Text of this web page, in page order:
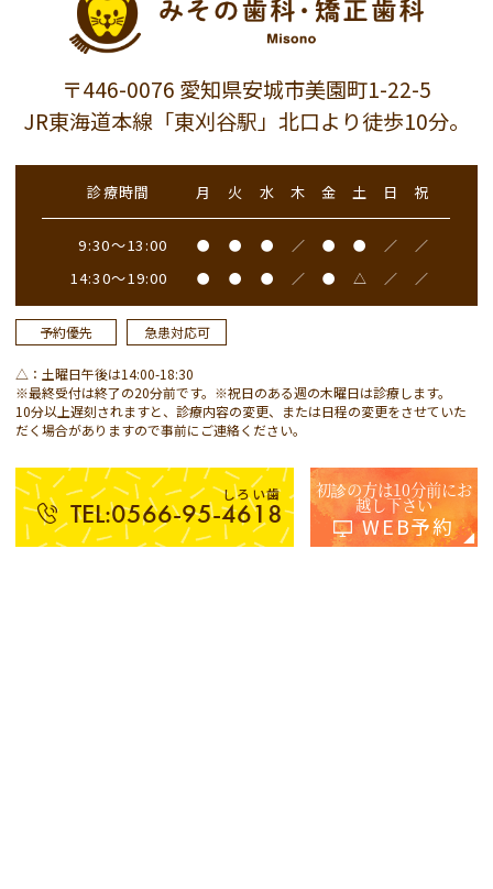
〒446-0076 愛知県安城市美園町1-22-5
JR東海道本線「東刈谷駅」北口より徒歩10分。
診療時間 月 火 水 木 金 土 日 祝
9:30～13:00 ● ● ● ／ ● ● ／ ／
14:30～19:00 ● ● ● ／ ● △ ／ ／
予約優先 急患対応可
△：土曜日午後は14:00-18:30
※最終受付は終了の20分前です。※祝日のある週の木曜日は診療します。
10分以上遅刻されますと、診療内容の変更、または日程の変更をさせていた
だく場合がありますので事前にご連絡ください。
しろい歯
TEL:0566-95-4618
初診の方は10分前にお
越し下さい
WEB予約